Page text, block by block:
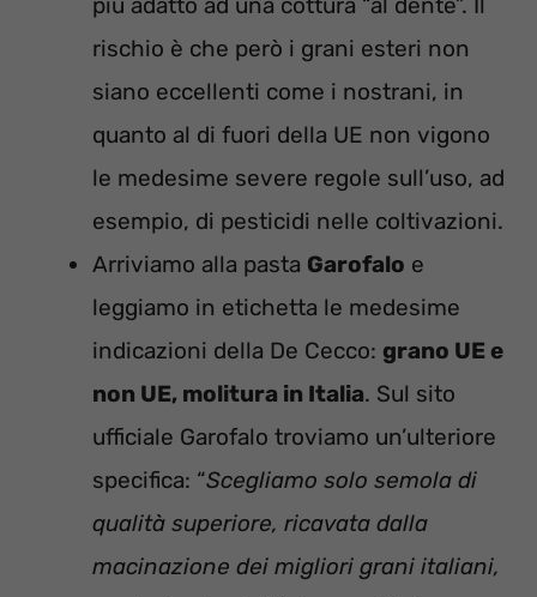
rischio è che però i grani esteri non
siano eccellenti come i nostrani, in
quanto al di fuori della UE non vigono
le medesime severe regole sull’uso, ad
esempio, di pesticidi nelle coltivazioni.
Arriviamo alla pasta Garofalo e
leggiamo in etichetta le medesime
indicazioni della De Cecco: grano UE e
non UE, molitura in Italia. Sul sito
ufficiale Garofalo troviamo un’ulteriore
specifica: “Scegliamo solo semola di
qualità superiore, ricavata dalla
macinazione dei migliori grani italiani,